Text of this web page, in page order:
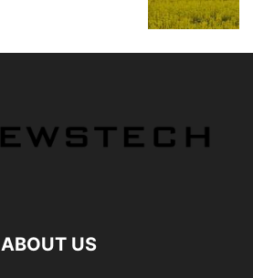
ABOUT US